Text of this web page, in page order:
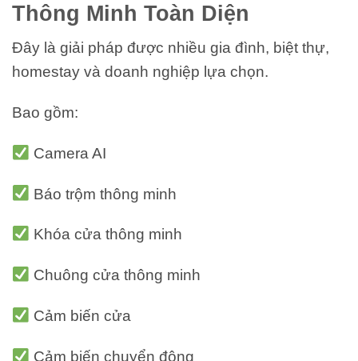
Thông Minh Toàn Diện
Đây là giải pháp được nhiều gia đình, biệt thự,
homestay và doanh nghiệp lựa chọn.
Bao gồm:
Camera AI
Báo trộm thông minh
Khóa cửa thông minh
Chuông cửa thông minh
Cảm biến cửa
Cảm biến chuyển động